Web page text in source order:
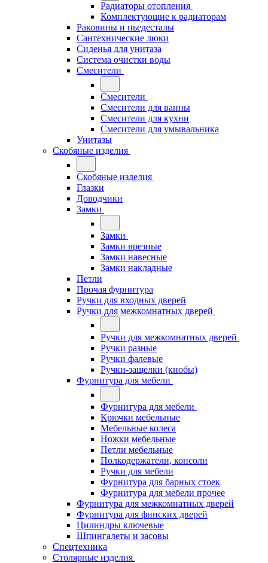
Радиаторы отопления
Комплектующие к радиаторам
Раковины и пьедесталы
Сантехнические люки
Сиденья для унитаза
Система очистки воды
Смесители
Смесители
Смесители для ванны
Смесители для кухни
Смесители для умывальника
Унитазы
Скобяные изделия
Скобяные изделия
Глазки
Доводчики
Замки
Замки
Замки врезные
Замки навесные
Замки накладные
Петли
Прочая фурнитура
Ручки для входных дверей
Ручки для межкомнатных дверей
Ручки для межкомнатных дверей
Ручки разные
Ручки фалевые
Ручки-защелки (кнобы)
Фурнитура для мебели
Фурнитура для мебели
Крючки мебельные
Мебельные колеса
Ножки мебельные
Петли мебельные
Полкодержатели, консоли
Ручки для мебели
Фурнитура для барных стоек
Фурнитура для мебели прочее
Фурнитура для межкомнатных дверей
Фурнитура для финских дверей
Цилиндры ключевые
Шпингалеты и засовы
Спецтехника
Столярные изделия